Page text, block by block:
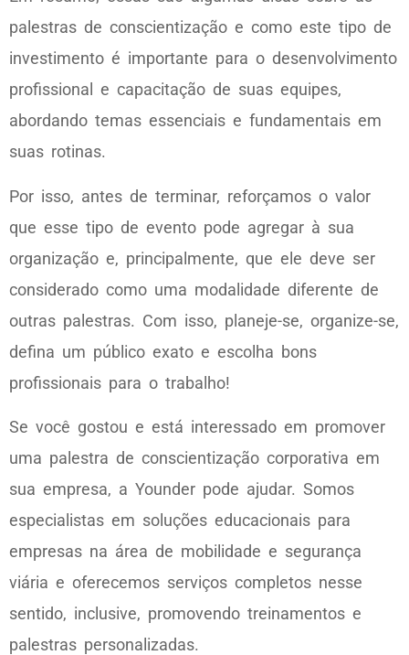
palestras de conscientização e como este tipo de
investimento é importante para o desenvolvimento
profissional e capacitação de suas equipes,
abordando temas essenciais e fundamentais em
suas rotinas.
Por isso, antes de terminar, reforçamos o valor
que esse tipo de evento pode agregar à sua
organização e, principalmente, que ele deve ser
considerado como uma modalidade diferente de
outras palestras. Com isso, planeje-se, organize-se,
defina um público exato e escolha bons
profissionais para o trabalho!
Se você gostou e está interessado em promover
uma palestra de conscientização corporativa em
sua empresa, a Younder pode ajudar. Somos
especialistas em soluções educacionais para
empresas na área de mobilidade e segurança
viária e oferecemos serviços completos nesse
sentido, inclusive, promovendo treinamentos e
palestras personalizadas.